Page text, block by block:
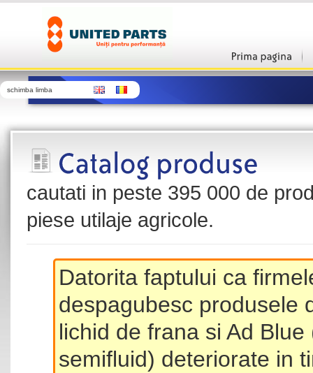
schimba limba
cautati in peste 395 000 de
piese utilaje agricole.
Datorita faptului ca
despagubesc produsele
lichid de frana si Ad
semifluid) deteriorate in